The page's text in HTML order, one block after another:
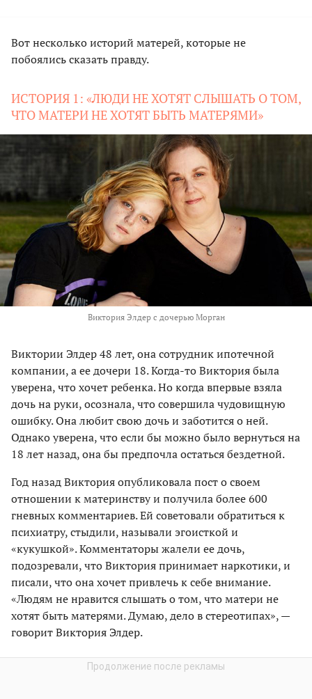
Вот несколько историй матерей, которые не
побоялись сказать правду.
ИСТОРИЯ 1: «ЛЮДИ НЕ ХОТЯТ СЛЫШАТЬ О ТОМ,
ЧТО МАТЕРИ НЕ ХОТЯТ БЫТЬ МАТЕРЯМИ»
Виктория Элдер с дочерью Морган
Виктории Элдер 48 лет, она сотрудник ипотечной
компании, а ее дочери 18. Когда-то Виктория была
уверена, что хочет ребенка. Но когда впервые взяла
дочь на руки, осознала, что совершила чудовищную
ошибку. Она любит свою дочь и заботится о ней.
Однако уверена, что если бы можно было вернуться на
18 лет назад, она бы предпочла остаться бездетной.
Год назад Виктория опубликовала пост о своем
отношении к материнству и получила более 600
гневных комментариев. Ей советовали обратиться к
психиатру, стыдили, называли эгоисткой и
«кукушкой». Комментаторы жалели ее дочь,
подозревали, что Виктория принимает наркотики, и
писали, что она хочет привлечь к себе внимание.
«Людям не нравится слышать о том, что матери не
хотят быть матерями. Думаю, дело в стереотипах», —
говорит Виктория Элдер.